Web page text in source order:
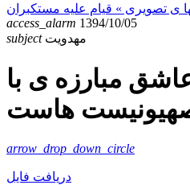
ی تصویری » قیام علیه مستکبران
access_alarm 1394/10/05
subject مهدویت
مبارزه ى با
هاست
arrow_drop_down_circle
دریافت فایل